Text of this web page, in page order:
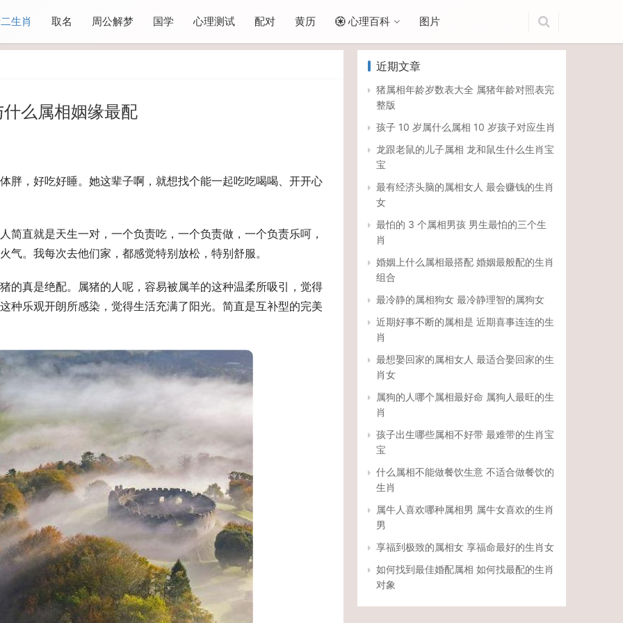
生肖 取名 周公解梦 国学 心理测试 配对 黄历 心理百科 图片
么属相姻缘最配
胖，好吃好睡。她这辈子啊，就想找个能一起吃吃喝喝、开开心
简直就是天生一对，一个负责吃，一个负责做，一个负责乐呵，
。我每次去他们家，都感觉特别放松，特别舒服。
的真是绝配。属猪的人呢，容易被属羊的这种温柔所吸引，觉得
种乐观开朗所感染，觉得生活充满了阳光。简直是互补型的完美
近期文章
猪属相年龄岁数表大全 属猪年龄对照表完
整版
孩子 10 岁属什么属相 10 岁孩子对应生肖
龙跟老鼠的儿子属相 龙和鼠生什么生肖宝
宝
最有经济头脑的属相女人 最会赚钱的生肖
女
最怕的 3 个属相男孩 男生最怕的三个生
肖
婚姻上什么属相最搭配 婚姻最般配的生肖
组合
最冷静的属相狗女 最冷静理智的属狗女
近期好事不断的属相是 近期喜事连连的生
肖
最想娶回家的属相女人 最适合娶回家的生
肖女
属狗的人哪个属相最好命 属狗人最旺的生
肖
孩子出生哪些属相不好带 最难带的生肖宝
宝
什么属相不能做餐饮生意 不适合做餐饮的
生肖
属牛人喜欢哪种属相男 属牛女喜欢的生肖
男
享福到极致的属相女 享福命最好的生肖女
如何找到最佳婚配属相 如何找最配的生肖
对象